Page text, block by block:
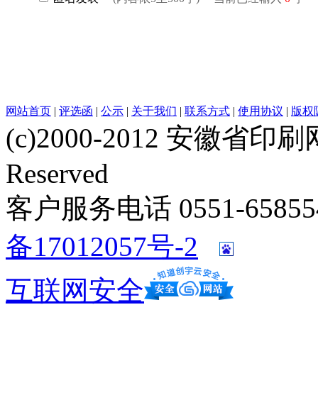
网站首页 | 评选函 | 公示 | 关于我们 | 联系方式 | 使用协议 | 版权
(c)2000-2012 安徽省印刷
Reserved
客户服务电话 0551-
备17012057号-2
互联网安全